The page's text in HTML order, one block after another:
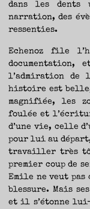
REMETTRE
EN
SELLE
ET
CE
LIBRE(S),
COMMENCE
ICI.
dans les dents
narration, des
ressenties.
Echenoz file
documentation,
l’admiration de
histoire est belle,
magnifiée, les
foulée et
d’une vie, celle
pour lui au
travailler très tôt
premier coup de
Emile ne veut
blessure. Mais
et il s’étonne lui-